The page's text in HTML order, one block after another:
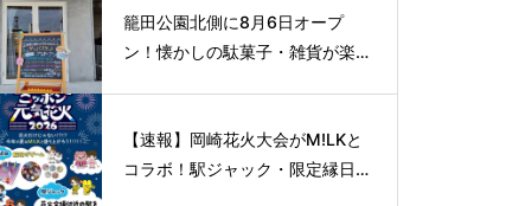
籠田公園北側に8月6日オープ
ン！懐かしの駄菓子・雑貨が楽し
【速報】岡崎花火大会がM!LKと
コラボ！駅ジャック・限定縁日な